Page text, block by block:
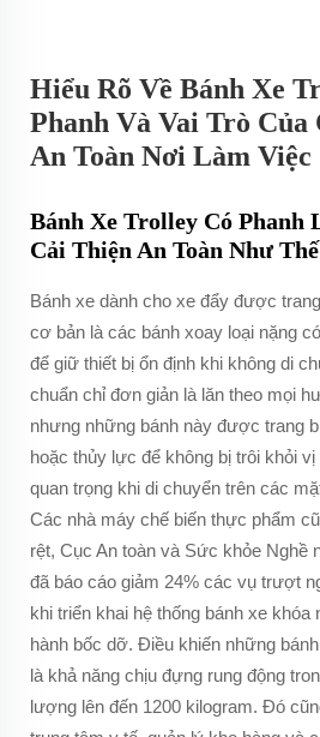
Hiểu Rõ Về Bánh Xe
Phanh Và Vai Trò Của
An Toàn Nơi Làm Việc
Bánh Xe Trolley Có Phanh
Cải Thiện An Toàn Như
Bánh xe dành cho xe đẩy được
cơ bản là các bánh xoay loại nặng
để giữ thiết bị ổn định khi không di
chuẩn chỉ đơn giản là lăn theo mọi
nhưng những bánh này được trang
hoặc thủy lực để không bị trôi khỏi
quan trọng khi di chuyển trên các
Các nhà máy chế biến thực phẩm
rệt, Cục An toàn và Sức khỏe Nghề
đã báo cáo giảm 24% các vụ trượt
khi triển khai hệ thống bánh xe khóa
hành bốc dỡ. Điều khiến những
là khả năng chịu đựng rung động
lượng lên đến 1200 kilogram. Đó